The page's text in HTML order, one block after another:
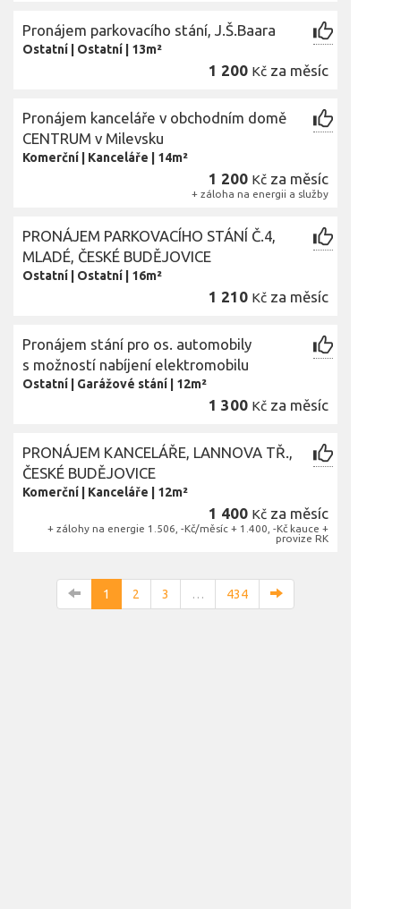
Pronájem parkovacího stání, J.Š.Baara
Ostatní Ostatní 13m²
1 200 Kč za měsíc
Pronájem kanceláře v obchodním domě
CENTRUM v Milevsku
Komerční Kanceláře 14m²
1 200 Kč za měsíc
+ záloha na energii a služby
PRONÁJEM PARKOVACÍHO STÁNÍ Č.4,
MLADÉ, ČESKÉ BUDĚJOVICE
Ostatní Ostatní 16m²
1 210 Kč za měsíc
Pronájem stání pro os. automobily
s možností nabíjení elektromobilu
Ostatní Garážové stání 12m²
1 300 Kč za měsíc
PRONÁJEM KANCELÁŘE, LANNOVA TŘ.,
ČESKÉ BUDĚJOVICE
Komerční Kanceláře 12m²
1 400 Kč za měsíc
+ zálohy na energie 1.506, -Kč/měsíc + 1.400, -Kč kauce +
provize RK
1 2 3 … 434